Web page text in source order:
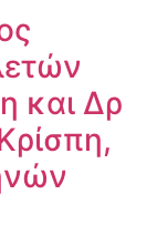
και Δρ